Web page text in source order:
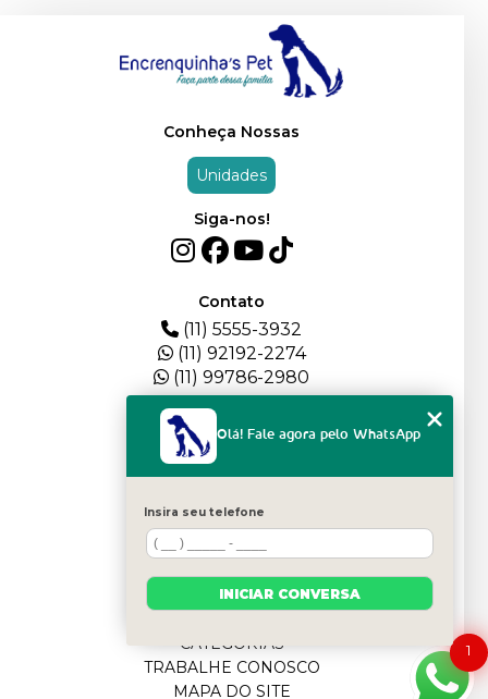
Conheça Nossas
Unidades
Siga-nos!
Contato
(11) 5555-3932
(11) 92192-2274
(11) 99786-2980
QUEM SOMOS
BLOG
FILHOTES
CATEGORIAS
TRABALHE CONOSCO
MAPA DO SITE
1
Olá! Fale agora pelo WhatsApp
Insira seu telefone
INICIAR CONVERSA